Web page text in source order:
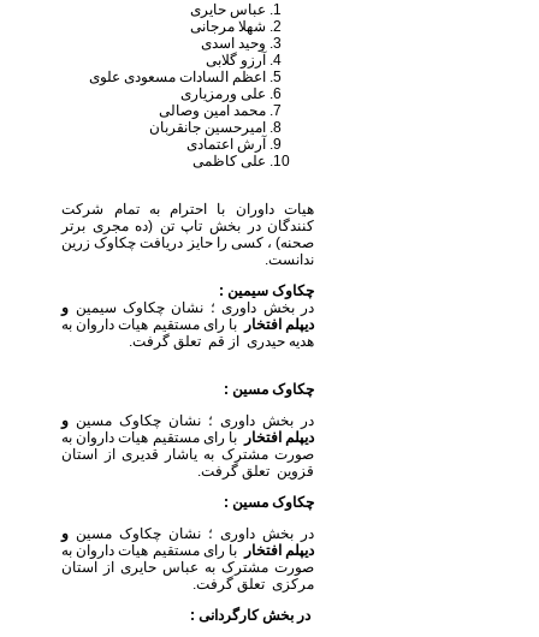
عباس حایری
شهلا مرجانی
وحید اسدی
آرزو گلابی
اعظم السادات مسعودی علوی
علی ورمزیاری
محمد امین وصالی
امیرحسین جانقربان
آرش اعتمادی
علی کاظمی
هیات داوران با احترام به تمام شرکت
کنندگان در بخش تاپ تن (ده مجری برتر
صحنه) ، کسی را حایز دریافت چکاوک زرین
ندانست.
چکاوک سیمین :
در بخش داوری ؛ نشان چکاوک سیمین و
دیپلم افتخار
با رای مستقیم هیات داروان به
هدیه حیدری از قم تعلق گرفت.
چکاوک مسین :
در بخش داوری ؛ نشان چکاوک مسین و
دیپلم افتخار
با رای مستقیم هیات داروان به
صورت مشترک به یاشار قدیری از استان
قزوین تعلق گرفت.
چکاوک مسین :
در بخش داوری ؛ نشان چکاوک مسین و
دیپلم افتخار
با رای مستقیم هیات داروان به
صورت مشترک به عباس حایری از استان
مرکزی تعلق گرفت.
در بخش کارگردانی :